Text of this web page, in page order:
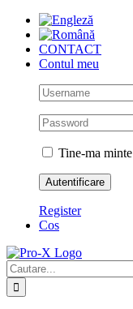
Skip
contentCONTACT
Contul meu
Tine-ma minte
Register
Cos
Cautare...